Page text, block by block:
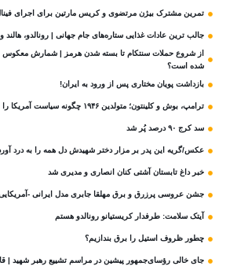
تمرین مشترک بیژن مرتضوی و کریس مارتین برای اجرای
جالب ترین عادات غذایی ستاره‌های جام جهانی | رونالدو، هالند
از شروع حملات سنتکام تا بسته شدن هرمز | شمارش معکوس
شده است؟
بازداشت پویان مختاری پس از ورود به ایران!
ترامپ، بوش و کلینتون؛ متولدین ۱۹۴۶ چگونه سیاست آمریکا را به تباهی کشاندند؟
سد کرج ۹۰ درصد پُر شد
عکس/گریه این پدر بر مزار دختر شهیدش دل همه را به درد
خبر داغ تابستان آشتی کنان انصاری و مدیری شد
جشن عروسی پرزرق و برق مهلقا جابری مدل ایرانی -
آیتک سلامت: طرفدار کریستیانو رونالدو هستم
چطور ظروف استیل را برق بندازیم؟
جای خالی رؤسای‌جمهور پیشین در مراسم تشییع رهبر شهید |